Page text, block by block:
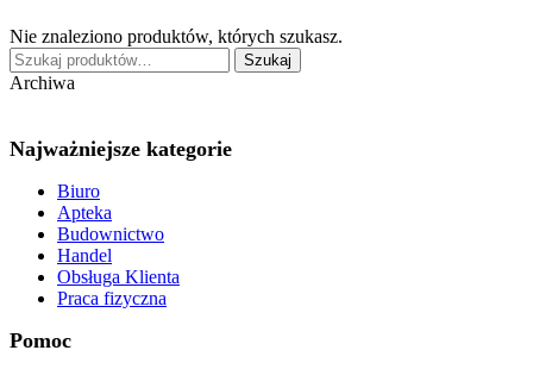
Nie znaleziono produktów, których szukasz.
Szukaj:
Szukaj
Archiwa
Najważniejsze kategorie
Biuro
Apteka
Budownictwo
Handel
Obsługa Klienta
Praca fizyczna
Pomoc